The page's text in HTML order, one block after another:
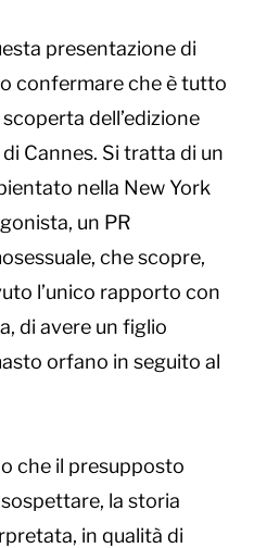
presentazione di
confermare che è tutto
dell’edizione
Cannes. Si tratta di un
nella New York
un PR
che scopre,
l’unico rapporto con
di avere un figlio
orfano in seguito al
che il presupposto
la storia
in qualità di